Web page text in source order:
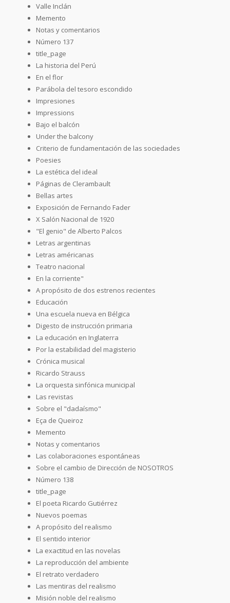
Valle Inclán
Memento
Notas y comentarios
Número 137
title_page
La historia del Perú
En el flor
Parábola del tesoro escondido
Impresiones
Impressions
Bajo el balcón
Under the balcony
Criterio de fundamentación de las sociedades
Poesies
La estética del ideal
Páginas de Clerambault
Bellas artes
Exposición de Fernando Fader
X Salón Nacional de 1920
"El genio" de Alberto Palcos
Letras argentinas
Letras américanas
Teatro nacional
En la corriente"
A propósito de dos estrenos recientes
Educación
Una escuela nueva en Bélgica
Digesto de instrucción primaria
La educación en Inglaterra
Por la estabilidad del magisterio
Crónica musical
Ricardo Strauss
La orquesta sinfónica municipal
Las revistas
Sobre el "dadaísmo"
Eça de Queiroz
Memento
Notas y comentarios
Las colaboraciones espontáneas
Sobre el cambio de Dirección de NOSOTROS
Número 138
title_page
El poeta Ricardo Gutiérrez
Nuevos poemas
A propósito del realismo
El sentido interior
La exactitud en las novelas
La reproducción del ambiente
El retrato verdadero
Las mentiras del realismo
Misión noble del realismo